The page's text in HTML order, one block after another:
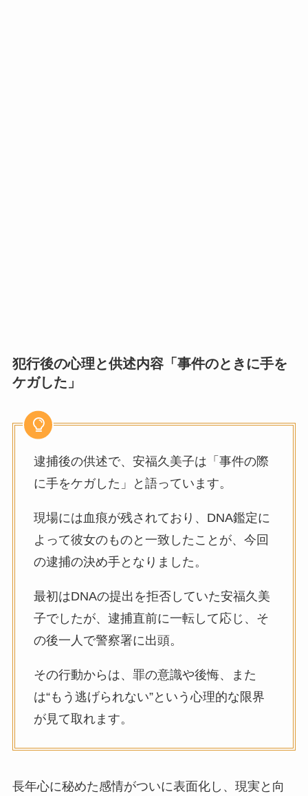
犯行後の心理と供述内容「事件のときに手を
ケガした」
逮捕後の供述で、安福久美子は「事件の際
に手をケガした」と語っています。
現場には血痕が残されており、DNA鑑定に
よって彼女のものと一致したことが、今回
の逮捕の決め手となりました。
最初はDNAの提出を拒否していた安福久美
子でしたが、逮捕直前に一転して応じ、そ
の後一人で警察署に出頭。
その行動からは、罪の意識や後悔、また
は“もう逃げられない”という心理的な限界
が見て取れます。
長年心に秘めた感情がついに表面化し、現実と向